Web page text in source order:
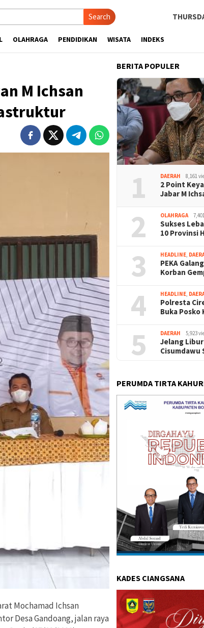
Search
OLAHRAGA PENDIDIKAN WISATA INDEKS
M Ichsan
Mochamad Ichsan
Desa Gandoang, jalan raya
BERITA POPULER
1 DAERAH 8,161
2 Point
Jabar M
2 OLAHRAGA
Sukses
10 Provinsi
3 HEADLINE
PEKA
Korban
4 HEADLINE
Polresta
Buka Posko
5 DAERAH 5,923
Jelang
Cisumdawu
PERUMDA TIRTA
KADES CIANGSANA